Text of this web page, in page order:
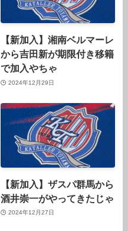
【新加入】湘南ベルマーレ
から吉田新が期限付き移籍
で加入やちゃ
2024年12月29日
【新加入】ザスパ群馬から
酒井崇一がやってきたじゃ
2024年12月27日